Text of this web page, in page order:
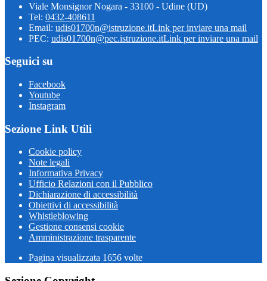
Viale Monsignor Nogara - 33100 - Udine (UD)
Tel: 0432-408611
Email: udis01700n@istruzione.itLink per inviare una mail
PEC: udis01700n@pec.istruzione.itLink per inviare una mail
Seguici su
Facebook
Youtube
Instagram
Sezione Link Utili
Cookie policy
Note legali
Informativa Privacy
Ufficio Relazioni con il Pubblico
Dichiarazione di accessibilità
Obiettivi di accessibilità
Whistleblowing
Gestione consensi cookie
Amministrazione trasparente
Pagina visualizzata 1656 volte